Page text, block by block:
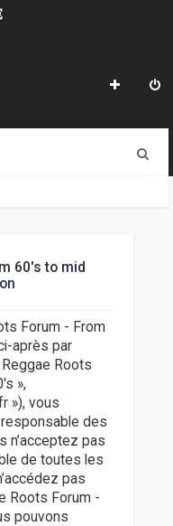
60's to mid
Forum - From
après par
Reggae Roots
»,
»), vous
des
n’acceptez pas
de toutes les
pas
Roots Forum -
pouvons